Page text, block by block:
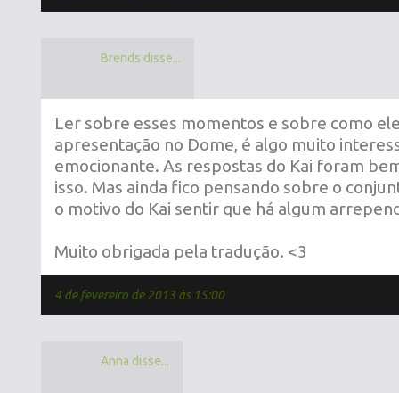
Brends disse...
Ler sobre esses momentos e sobre como
apresentação no Dome, é algo muito
emocionante. As respostas do Kai foram
isso. Mas ainda fico pensando sobre o
o motivo do Kai sentir que há algum
Muito obrigada pela tradução. <3
4 de fevereiro de 2013 às 15:00
Anna disse...